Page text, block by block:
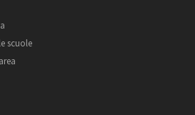
scuole